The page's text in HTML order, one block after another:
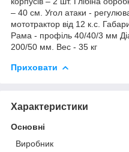
– 40 см. Угол атаки -
мототрактор від 12 к.с.
Рама - профіль 40/40/3 мм
200/50 мм. Вес - 35 кг
Приховати
Характеристики
Основні
Виробник